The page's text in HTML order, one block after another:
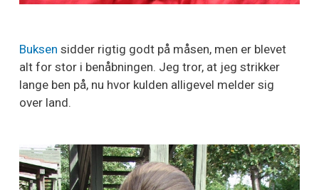
Buksen sidder rigtig godt på måsen, men er blevet
alt for stor i benåbningen. Jeg tror, at jeg strikker
lange ben på, nu hvor kulden alligevel melder sig
over land.